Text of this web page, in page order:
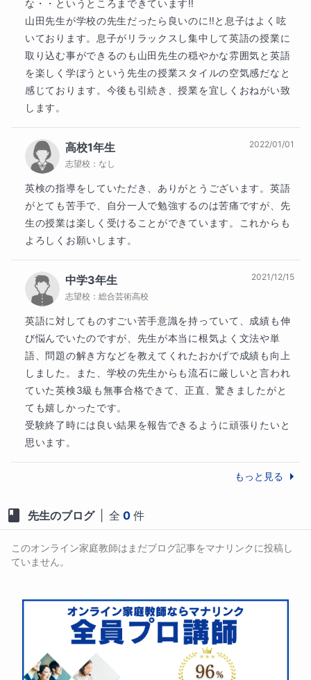
お手伝いを一緒させてもらえたら幸いです。
パソコンの向こう側でお待ちしております。
趣味
作曲
学歴
香川県立高松西高校　卒業
法政大学文学部英文学科　卒業
英語科教員免許を取得
な・・というところまできています‼︎
山田先生が学校の先生だったら良いのに‼︎と息子はよく呟
いております。息子がリラックスし集中して英語の授業に
取り込む事ができるのも山田先生の穏やかな雰囲気と英語
を楽しく学ぼうという先生の授業スタイルの空気感だなと
感じております。今後も引続き、授業を宜しくおねがい致
します。
高校1年生
志望校： なし
2022/01/01
英検の指導をしていただき、ありがとうございます。英語
がとても苦手で、自分一人で勉強するのは苦痛ですが、先
生の授業は楽しく受けることができています。これからも
よろしくお願いします。
中学3年生
志望校： 総合芸術高校
2021/12/15
英語に対してものすごい苦手意識を持っていて、成績も伸
び悩んでいたのですが、先生が本当に根気よく文法や単
語、問題の解き方などを教えてくれたおかげで成績も向上
しました。また、学校の先生からも流石に厳しいと言われ
ていた英検3級も無事合格できて、正直、驚きましたがと
ても嬉しかったです。
受験終了時には良い結果を報告できるように頑張りたいと
思います。
もっと見る
先生のブログ 全 0 件
このオンライン家庭教師はまだブログ記事をマナリンクに投稿し
ていません。